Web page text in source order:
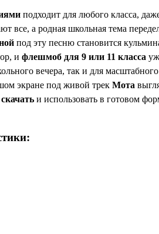
подходит для любого класса,
все, а родная школьная тема
под эту песню становится
и флешмоб для 9 или 11 класса
вечера, так и для
экране под живой трек Мота
и использовать в готовом